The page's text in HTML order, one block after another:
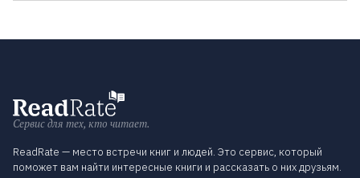
Сервис для тех, кто читает.
ReadRate — место встречи книг и людей. Это сервис, который
поможет вам найти интересные книги и рассказать о них друзьям.